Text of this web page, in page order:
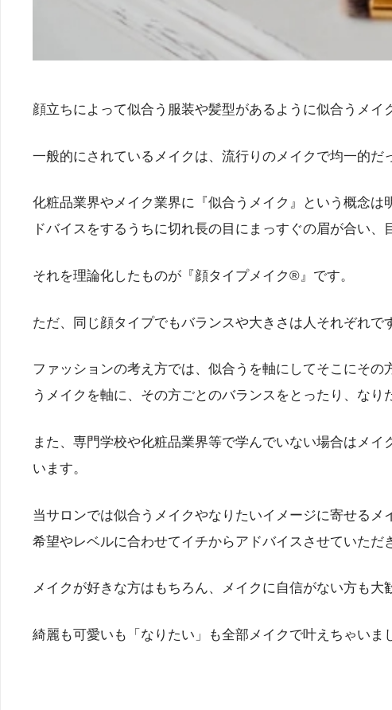
顔立ちによって似合う服装や髪型があるように似合うメイ
一般的にされているメイクは、流行りのメイクで均一的だ
化粧品業界やメイク業界に『似合うメイク』という概念
ドバイスをするうちに切れ長の目にまっすぐの眉が合い
それを理論化したものが『顔タイプメイク®︎』です。
ただ、同じ顔タイプでもバランスや大きさは人それぞれで
ファッションの考え方では、似合うを軸にしてそこにそ
うメイクを軸に、その方ごとのバランスをとったり、な
また、専門学校や化粧品業界等で学んでいない場合はメ
います。
当サロンでは似合うメイクやなりたいイメージに寄せる
希望やレベルに合わせてイチからアドバイスさせていただ
メイクが好きな方はもちろん、メイクに自信がない方も大
綺麗も可愛いも「なりたい」も全部メイクで叶えちゃい